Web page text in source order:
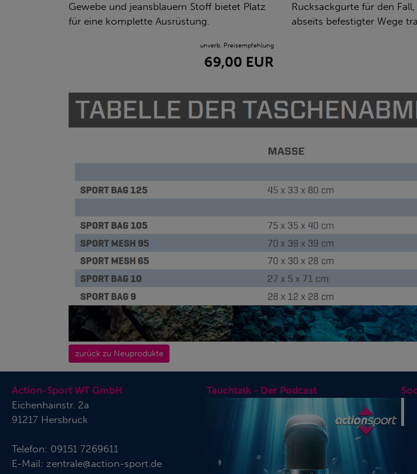
Gewebe und jeansblauem Stoff bietet Platz
für eine komplette Ausrüstung.
unverb. Preisempfehlung
69,00 EUR
Rucksackgurte für den
abseits befestigter Wege
zurück zu Neuprodukte
Action-Sport WT GmbH
Eichenhainstr. 2a
91217 Hersbruck
Telefon: 09151 7269611
E-Mail: zentrale@action-sport.de
Tauchtalk - Der Podcast